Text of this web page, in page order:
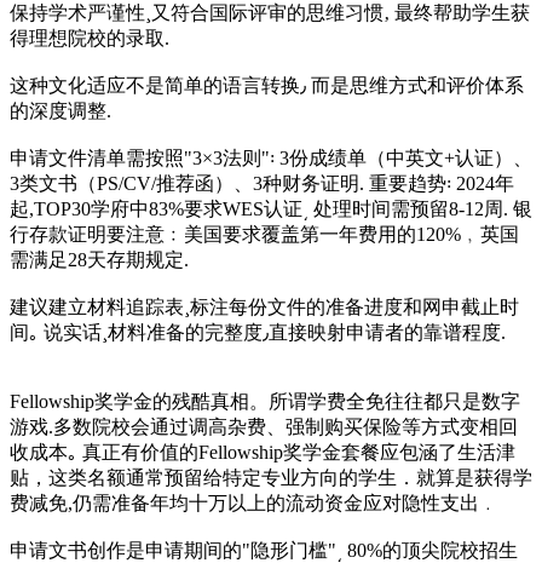
保持学术严谨性¸又符合国际评审的思维习惯‚ 最终帮助学生获
得理想院校的录取.
这种文化适应不是简单的语言转换٫ 而是思维方式和评价体系
的深度调整.
申请文件清单需按照"3×3法则"꞉ 3份成绩单（中英文+认证）、
3类文书（PS/CV/推荐函）、3种财务证明. 重要趋势꞉ 2024年
起,TOP30学府中83%要求WES认证͵ 处理时间需预留8-12周. 银
行存款证明要注意﹕美国要求覆盖第一年费用的120%﹐英国
需满足28天存期规定.
建议建立材料追踪表¸标注每份文件的准备进度和网申截止时
间｡ 说实话¸材料准备的完整度٫直接映射申请者的靠谱程度.
Fellowship奖学金的残酷真相。所谓学费全免往往都只是数字
游戏.多数院校会通过调高杂费、强制购买保险等方式变相回
收成本｡ 真正有价值的Fellowship奖学金套餐应包涵了生活津
贴，这类名额通常预留给特定专业方向的学生．就算是获得学
费减免,仍需准备年均十万以上的流动资金应对隐性支出﹒
申请文书创作是申请期间的"隐形门槛"͵ 80%的顶尖院校招生